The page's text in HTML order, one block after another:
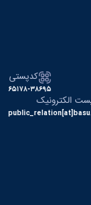
کدپستی
۶۵۱۷۸-۳۸۶۹۵
الکترونیک